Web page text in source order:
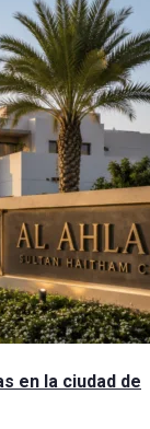
en la ciudad de